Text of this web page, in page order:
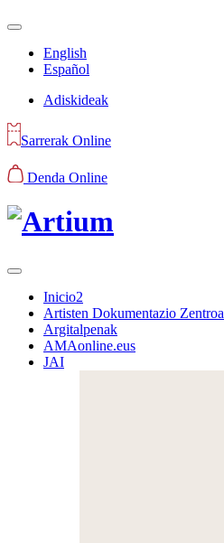
English
Español
Adiskideak
Sarrerak Online
Denda Online
Inicio2
Artisten Dokumentazio Zentroa
Argitalpenak
AMAonline.eus
JAI